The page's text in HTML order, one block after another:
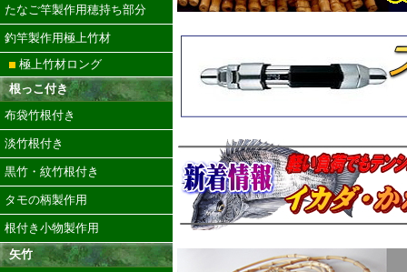
たなご竿製作用穂持ち部分
釣竿製作用極上竹材
極上竹材ロング
根っこ付き
布袋竹根付き
淡竹根付き
黒竹・紋竹根付き
タモの柄製作用
根付き小物製作用
矢竹